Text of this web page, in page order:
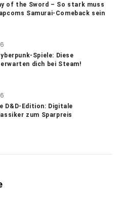
of the Sword – So stark muss
Samurai-Comeback sein
Spiele: Diese
erwarten dich bei Steam!
D&D-Edition: Digitale
zum Sparpreis